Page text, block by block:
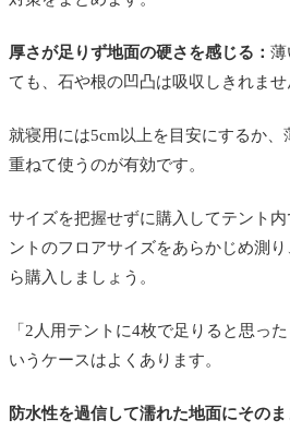
厚さが足りず地面の硬さを感じる： 薄
ても、石や根の凹凸は吸収しきれませ
就寝用には5cm以上を目安にするか
重ねて使うのが有効です。
サイズを把握せずに購入してテント
ントのフロアサイズをあらかじめ測
ら購入しましょう。
「2人用テントに4枚で足りると思っ
いうケースはよくあります。
防水性を過信して濡れた地面にそのま